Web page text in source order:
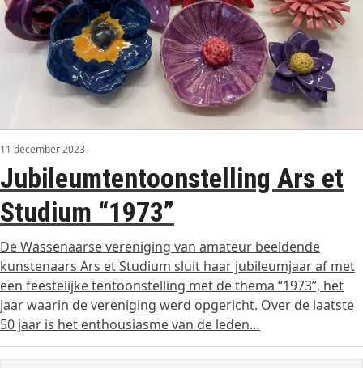
11 december 2023
Jubileumtentoonstelling Ars et
Studium “1973”
De Wassenaarse vereniging van amateur beeldende
kunstenaars Ars et Studium sluit haar jubileumjaar af met
een feestelijke tentoonstelling met de thema “1973”, het
jaar waarin de vereniging werd opgericht. Over de laatste
50 jaar is het enthousiasme van de leden…